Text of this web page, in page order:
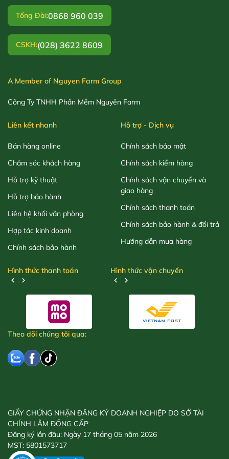
Tổng Đài:0868 960 039
CSKH:(028) 3622 8609
A Member of Nguyen Farm Group
Công Ty TNHH Phần Mềm Nguyên Farm
Liên kết nhanh
Bán hàng online
Chăm sóc khách hàng
Hỗ trợ kỹ thuật
Hỗ trợ bảo hành
Liên hệ khối văn phòng
Hợp tác kinh doanh
Chính sách bảo hành
Hỗ trợ - Dịch vụ
Chính sách bảo mật
Chính sách kiểm hàng
Chính sách vận chuyển và
giao hàng
Chính sách thanh toán
Chính sách bảo hành & đổi trả
Hướng dẫn mua hàng
Hình thức thanh toán Hình thức vận chuyển
Theo dõi chúng tôi qua:
GIẤY CHỨNG NHẬN ĐĂNG KÝ DOANH NGHIỆP DO SỞ TÀI
CHÍNH LÂM ĐỒNG CẤP
Đăng ký lần đầu: Ngày 17 tháng 05 năm 2026
MST: 5801573717